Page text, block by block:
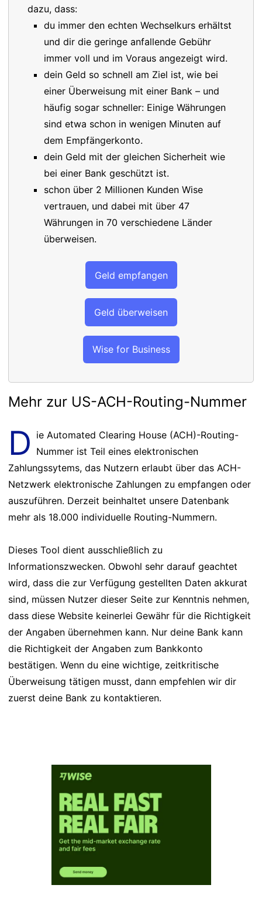
dazu, dass:
du immer den echten Wechselkurs erhältst
und dir die geringe anfallende Gebühr
immer voll und im Voraus angezeigt wird.
dein Geld so schnell am Ziel ist, wie bei
einer Überweisung mit einer Bank – und
häufig sogar schneller: Einige Währungen
sind etwa schon in wenigen Minuten auf
dem Empfängerkonto.
dein Geld mit der gleichen Sicherheit wie
bei einer Bank geschützt ist.
schon über 2 Millionen Kunden Wise
vertrauen, und dabei mit über 47
Währungen in 70 verschiedene Länder
überweisen.
Geld empfangen
Geld überweisen
Wise for Business
Mehr zur US-ACH-Routing-Nummer
D ie Automated Clearing House (ACH)-Routing-
Nummer ist Teil eines elektronischen
Zahlungssytems, das Nutzern erlaubt über das ACH-
Netzwerk elektronische Zahlungen zu empfangen oder
auszuführen. Derzeit beinhaltet unsere Datenbank
mehr als 18.000 individuelle Routing-Nummern.
Dieses Tool dient ausschließlich zu
Informationszwecken. Obwohl sehr darauf geachtet
wird, dass die zur Verfügung gestellten Daten akkurat
sind, müssen Nutzer dieser Seite zur Kenntnis nehmen,
dass diese Website keinerlei Gewähr für die Richtigkeit
der Angaben übernehmen kann. Nur deine Bank kann
die Richtigkeit der Angaben zum Bankkonto
bestätigen. Wenn du eine wichtige, zeitkritische
Überweisung tätigen musst, dann empfehlen wir dir
zuerst deine Bank zu kontaktieren.